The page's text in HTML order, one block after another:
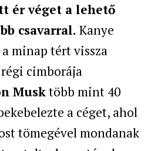
ér véget a lehető
csavarral. Kanye
a minap tért vissza
cimborája
Musktöbb mint 40
a céget, ahol
tömegével mondanak